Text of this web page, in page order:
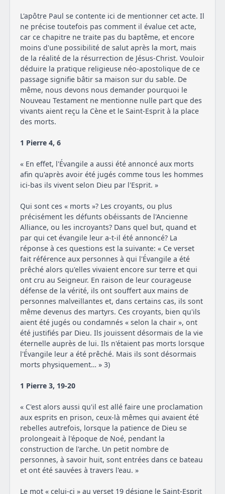
L'apôtre Paul se contente ici de mentionner cet acte. Il
ne précise toutefois pas comment il évalue cet acte,
car ce chapitre ne traite pas du baptême, et encore
moins d'une possibilité de salut après la mort, mais
de la réalité de la résurrection de Jésus-Christ. Vouloir
déduire la pratique religieuse néo-apostolique de ce
passage signifie bâtir sa maison sur du sable. De
même, nous devons nous demander pourquoi le
Nouveau Testament ne mentionne nulle part que des
vivants aient reçu la Cène et le Saint-Esprit à la place
des morts.
1 Pierre 4, 6
« En effet, l'Évangile a aussi été annoncé aux morts
afin qu'après avoir été jugés comme tous les hommes
ici-bas ils vivent selon Dieu par l'Esprit. »
Qui sont ces « morts »? Les croyants, ou plus
précisément les défunts obéissants de l'Ancienne
Alliance, ou les incroyants? Dans quel but, quand et
par qui cet évangile leur a-t-il été annoncé? La
réponse à ces questions est la suivante: « Ce verset
fait référence aux personnes à qui l'Évangile a été
prêché alors qu'elles vivaient encore sur terre et qui
ont cru au Seigneur. En raison de leur courageuse
défense de la vérité, ils ont souffert aux mains de
personnes malveillantes et, dans certains cas, ils sont
même devenus des martyrs. Ces croyants, bien qu'ils
aient été jugés ou condamnés « selon la chair », ont
été justifiés par Dieu. Ils jouissent désormais de la vie
éternelle auprès de lui. Ils n'étaient pas morts lorsque
l'Évangile leur a été prêché. Mais ils sont désormais
morts physiquement… » 3)
1 Pierre 3, 19-20
« C'est alors aussi qu'il est allé faire une proclamation
aux esprits en prison, ceux-là mêmes qui avaient été
rebelles autrefois, lorsque la patience de Dieu se
prolongeait à l'époque de Noé, pendant la
construction de l'arche. Un petit nombre de
personnes, à savoir huit, sont entrées dans ce bateau
et ont été sauvées à travers l'eau. »
Le mot « celui-ci » au verset 19 désigne le Saint-Esprit